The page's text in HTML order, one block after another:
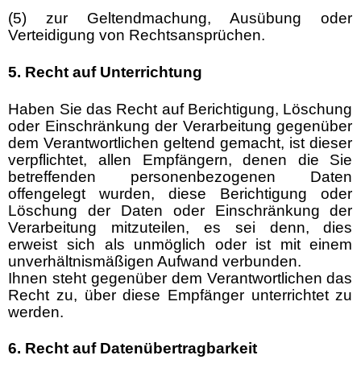
(5) zur Geltendmachung, Ausübung oder
Verteidigung von Rechtsansprüchen.
5. Recht auf Unterrichtung
Haben Sie das Recht auf Berichtigung, Löschung
oder Einschränkung der Verarbeitung gegenüber
dem Verantwortlichen geltend gemacht, ist dieser
verpflichtet, allen Empfängern, denen die Sie
betreffenden personenbezogenen Daten
offengelegt wurden, diese Berichtigung oder
Löschung der Daten oder Einschränkung der
Verarbeitung mitzuteilen, es sei denn, dies
erweist sich als unmöglich oder ist mit einem
unverhältnismäßigen Aufwand verbunden.
Ihnen steht gegenüber dem Verantwortlichen das
Recht zu, über diese Empfänger unterrichtet zu
werden.
6. Recht auf Datenübertragbarkeit